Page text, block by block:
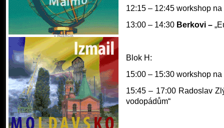
12:15 – 12:45 workshop na
13:00 – 14:30 Berkovi –
Blok H:
15:00 – 15:30 workshop na
15:45 – 17:00 Radoslav
vodopádům“